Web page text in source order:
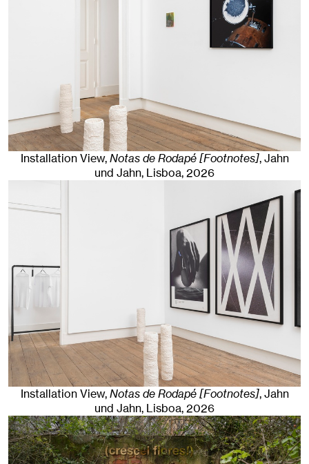
Installation View,Notas de Rodapé [Footnotes], Jahn
und Jahn, Lisboa, 2026
Installation View,Notas de Rodapé [Footnotes], Jahn
und Jahn, Lisboa, 2026